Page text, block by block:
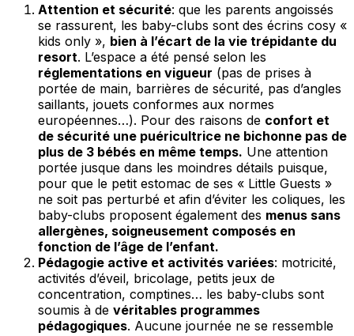
Attention et sécurité: que les parents angoissés
se rassurent, les baby-clubs sont des écrins cosy «
kids only », bien à l’écart de la vie trépidante du
resort. L’espace a été pensé selon les
réglementations en vigueur (pas de prises à
portée de main, barrières de sécurité, pas d’angles
saillants, jouets conformes aux normes
européennes…). Pour des raisons de confort et
de sécurité une puéricultrice ne bichonne pas de
plus de 3 bébés en même temps. Une attention
portée jusque dans les moindres détails puisque,
pour que le petit estomac de ses « Little Guests »
ne soit pas perturbé et afin d’éviter les coliques, les
baby-clubs proposent également des menus sans
allergènes, soigneusement composés en
fonction de l’âge de l’enfant.
Pédagogie active et activités variées: motricité,
activités d’éveil, bricolage, petits jeux de
concentration, comptines… les baby-clubs sont
soumis à de véritables programmes
pédagogiques. Aucune journée ne se ressemble